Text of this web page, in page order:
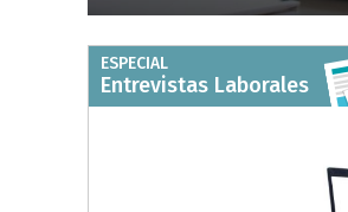
ESPECIAL
Entrevistas Laborales